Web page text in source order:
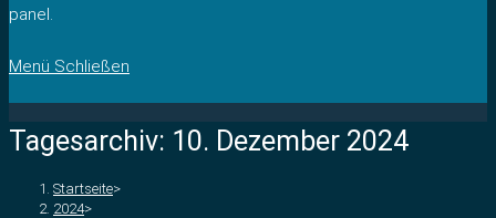
panel.
Menü Schließen
Tagesarchiv: 10. Dezember 2024
Startseite>
2024>